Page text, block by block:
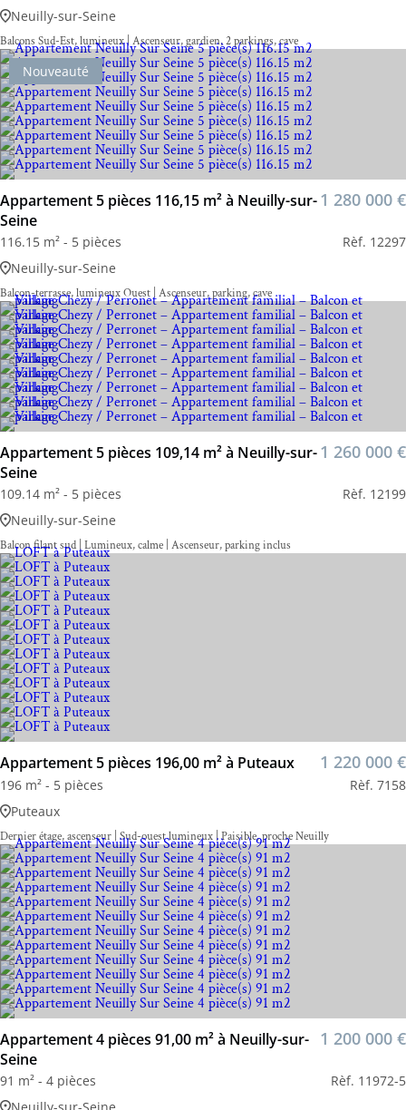
Neuilly-sur-Seine
Balcons Sud-Est, lumineux | Ascenseur, gardien, 2 parkings, cave
Nouveauté
Appartement 5 pièces 116,15 m² à Neuilly-sur-
Seine
1 280 000 €
116.15 m² - 5 pièces
Rèf. 12297
Neuilly-sur-Seine
Balcon-terrasse, lumineux Ouest | Ascenseur, parking, cave
Appartement 5 pièces 109,14 m² à Neuilly-sur-
Seine
1 260 000 €
109.14 m² - 5 pièces
Rèf. 12199
Neuilly-sur-Seine
Balcon filant sud | Lumineux, calme | Ascenseur, parking inclus
Appartement 5 pièces 196,00 m² à Puteaux 1 220 000 €
196 m² - 5 pièces
Rèf. 7158
Puteaux
Dernier étage, ascenseur | Sud-ouest lumineux | Paisible, proche Neuilly
Appartement 4 pièces 91,00 m² à Neuilly-sur-
Seine
1 200 000 €
91 m² - 4 pièces
Rèf. 11972-5